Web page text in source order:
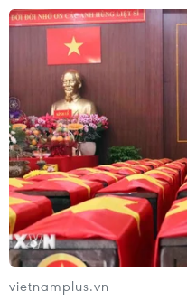
vietnamplus.vn